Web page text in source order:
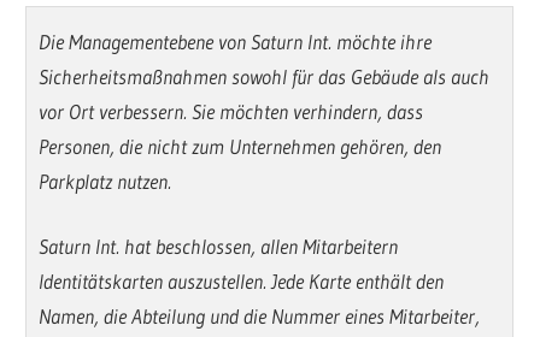
Die Managementebene von Saturn Int. möchte ihre
Sicherheitsmaßnahmen sowohl für das Gebäude als auch
vor Ort verbessern. Sie möchten verhindern, dass
Personen, die nicht zum Unternehmen gehören, den
Parkplatz nutzen.
Saturn Int. hat beschlossen, allen Mitarbeitern
Identitätskarten auszustellen. Jede Karte enthält den
Namen, die Abteilung und die Nummer eines Mitarbeiter,